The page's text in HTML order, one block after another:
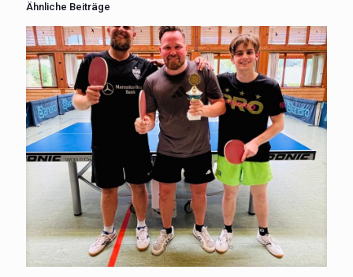
Ähnliche Beiträge